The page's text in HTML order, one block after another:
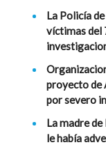
La Policía
víctimas del
proyecto de
por severo
La madre
le había